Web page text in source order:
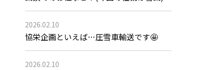
2026.02.10
協栄企画といえば…圧雪車輸送です🤩
2026.02.10